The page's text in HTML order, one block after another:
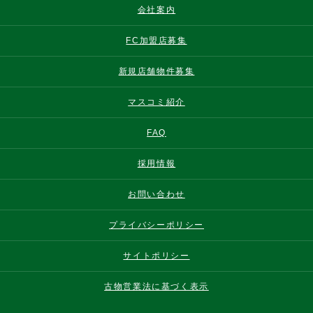
会社案内
FC加盟店募集
新規店舗物件募集
マスコミ紹介
FAQ
採用情報
お問い合わせ
プライバシーポリシー
サイトポリシー
古物営業法に基づく表示